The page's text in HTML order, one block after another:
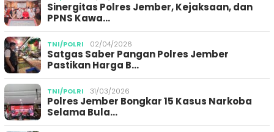
Sinergitas Polres Jember, Kejaksaan, dan
PPNS Kawa…
TNI/POLRI 02/04/2026
Satgas Saber Pangan Polres Jember
Pastikan Harga B…
TNI/POLRI 31/03/2026
Polres Jember Bongkar 15 Kasus Narkoba
Selama Bula…